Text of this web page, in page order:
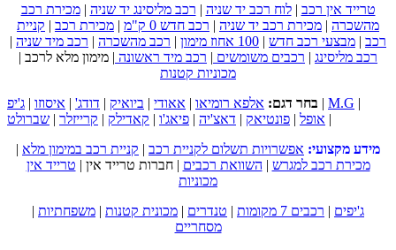
טרייד אין רכב |לוח רכב יד שניה | רכב מליסינג יד שניה |מכירת רכב
מהשכרה | מכירת רכב יד שניה | רכב חדש 0 ק"מ | מכירת רכב | קניית
רכב | מבצעי רכב חדש | 100 אחוז מימון | רכב מהשכרה | רכב מיד שניה |
רכב מליסינג | רכבים משומשים | רכב מיד ראשונה | מימון מלא לרכב |
מכוניות קטנות
בחר דגם: אלפא רומיאו | אאודי | ביואיק | דודג' | איסוזו | ג'יפ | M.G |
אופל | פונטיאק | דאצ'יה | פיאג'ו | קאדילק | קרייזלר | שברולט
|
מידע מקצועי: אפשרויות תשלום לקניית רכב | קניית רכב במימון מלא |
מכירת רכב למגרש | השוואת רכבים |חברות טרייד אין | טרייד אין
מכוניות
ג'יפים | רכבים 7 מקומות | טנדרים | מכונית קטנות | משפחתיות |
מסחריים